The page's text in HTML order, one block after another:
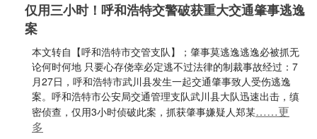
仅用三小时！呼和浩特交警破获重大交通肇事逃逸
案
本文转自【呼和浩特市交管支队】；肇事莫逃逸逃逸必被抓无
论何时何地 只要心存侥幸必定逃不过法律的制裁事故经过：7
月27日，呼和浩特市武川县发生一起交通肇事致人受伤逃逸
案。呼和浩特市公安局交通管理支队武川县大队迅速出击，缜
密侦查，仅用3小时侦破此案，抓获肇事嫌疑人郑某……更
多